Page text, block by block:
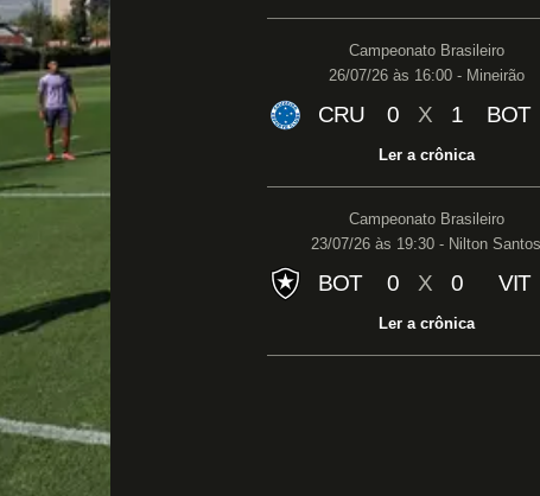
Campeonato Brasileiro
26/07/26 às 16:00 - Mineirão
CRU 0 X 1 BOT
Ler a crônica
Campeonato Brasileiro
23/07/26 às 19:30 - Nilton Santos
BOT 0 X 0 VIT
Ler a crônica